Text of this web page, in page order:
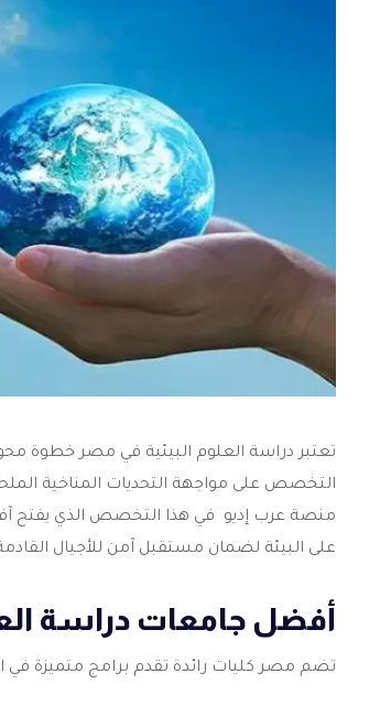
تعتبردراسة العلوم البيئية في مصرخطوة
التخصص على مواجهة التحديات المناخية
منصة عرب إديو في هذا التخصص الذي يفتح
على البيئة لضمان مستقبل آمن للأجيال
أفضل جامعات دراسة
تضم مصر كليات رائدة تقدم برامج متميزة في